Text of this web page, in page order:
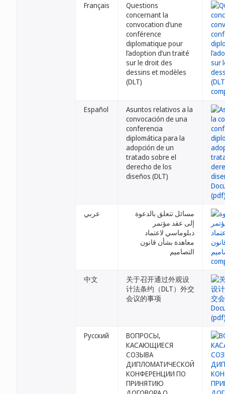
Français
Questions
concernant la
convocation d’une
conférence
diplomatique pour
l’adoption d’un traité
sur le droit des
dessins et modèles
(DLT)
Español
Asuntos relativos a la
convocación de una
conferencia
diplomática para la
adopción de un
tratado sobre el
derecho de los
diseños (DLT)
عربي
مسائل تتعلق بالدعوة
إلى عقد مؤتمر
دبلوماسي لاعتماد
معاهدة بشأن قانون
التصاميم
中文
关于召开通过外观设
计法条约（DLT）外交
会议的事项
Русский
ВОПРОСЫ,
КАСАЮЩИЕСЯ
СОЗЫВА
ДИПЛОМАТИЧЕСКОЙ
КОНФЕРЕНЦИИ ПО
ПРИНЯТИЮ